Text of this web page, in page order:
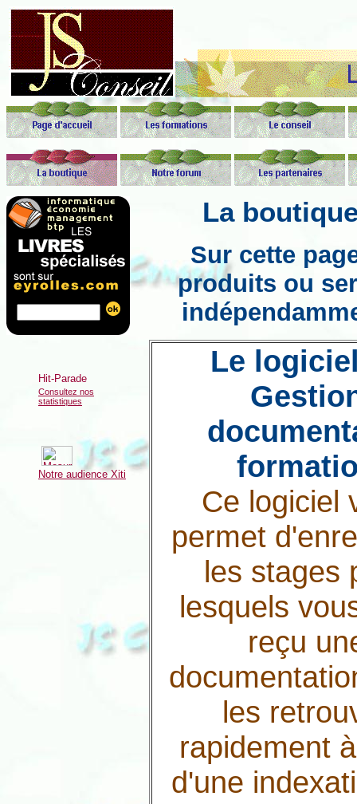
Consultez nos
statistiques
Notre audience Xiti
La
Sur cette
produits ou
Le
Ce logiciel
permet
les stages
lesquels
reçu
les
rapidement
d'une